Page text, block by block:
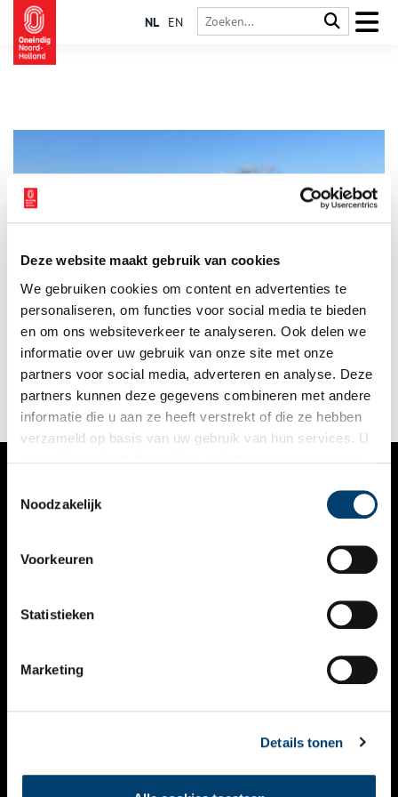
Deze website maakt gebruik van cookies
We gebruiken cookies om content en advertenties te
personaliseren, om functies voor social media te bieden
en om ons websiteverkeer te analyseren. Ook delen we
informatie over uw gebruik van onze site met onze
partners voor social media, adverteren en analyse. Deze
partners kunnen deze gegevens combineren met andere
informatie die u aan ze heeft verstrekt of die ze hebben
verzameld op basis van uw gebruik van hun services. U
Noodzakelijk
Voorkeuren
Statistieken
Marketing
Details tonen
NL EN
Welke plaats vind jij het meest kenmerkend voor Noord-
Holland? ‘Van de pont over de Markervaart stap je in De
Woude bijna in een andere wereld,’ vertelt Erik Luik. Het dorpje
De Woude is de plek waar hij ons graag mee heen neemt. Een
dromerig eilandje aan de rand van het Alkmaardermeer. Met
weidse vergezichten en een bijzonder natuurgebied. Alsof de
tijd hier stil heeft gestaan.
VERHALEN
KALENDER
THEMA’S
VIDEO’S
CONTACT